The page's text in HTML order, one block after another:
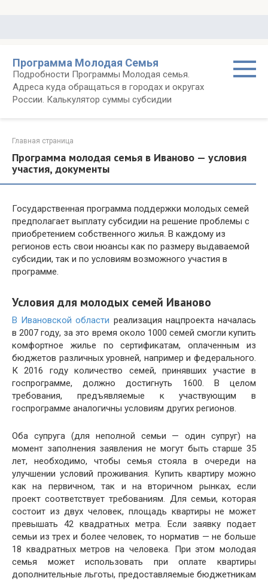
Программа Молодая Семья
Подробности Программы Молодая семья.
Адреса куда обращаться в городах и округах
России. Калькулятор суммы субсидии
Главная страница
Программа молодая семья в Иваново — условия
участия, документы
Государственная программа поддержки молодых семей
предполагает выплату субсидии на решение проблемы с
приобретением собственного жилья. В каждому из
регионов есть свои нюансы как по размеру выдаваемой
субсидии, так и по условиям возможного участия в
программе.
Условия для молодых семей Иваново
В Ивановской области реализация нацпроекта началась
в 2007 году, за это время около 1000 семей смогли купить
комфортное жилье по сертификатам, оплаченным из
бюджетов различных уровней, например и федерального.
К 2016 году количество семей, принявших участие в
госпрограмме, должно достигнуть 1600. В целом
требования, предъявляемые к участвующим в
госпрограмме аналогичны условиям других регионов.
Оба супруга (для неполной семьи — один супруг) на
момент заполнения заявления не могут быть старше 35
лет, необходимо, чтобы семья стояла в очереди на
улучшении условий проживания. Купить квартиру можно
как на первичном, так и на вторичном рынках, если
проект соответствует требованиям. Для семьи, которая
состоит из двух человек, площадь квартиры не может
превышать 42 квадратных метра. Если заявку подает
семьи из трех и более человек, то норматив — не больше
18 квадратных метров на человека. При этом молодая
семья может использовать при оплате квартиры
дополнительные льготы, предоставляемые бюджетникам